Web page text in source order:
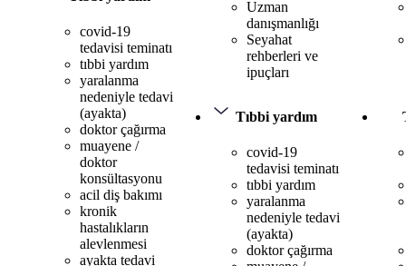
covid-19
tedavisi teminatı
tıbbi yardım
yaralanma
nedeniyle tedavi
(ayakta)
doktor çağırma
muayene /
doktor
konsültasyonu
acil diş bakımı
kronik
hastalıkların
alevlenmesi
ayakta tedavi
Uzman
danışmanlığı
Seyahat
rehberleri ve
ipuçları
Tıbbi yardım
covid-19
tedavisi teminatı
tıbbi yardım
yaralanma
nedeniyle tedavi
(ayakta)
doktor çağırma